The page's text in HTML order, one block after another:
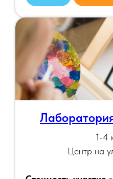
1-4
Центр на